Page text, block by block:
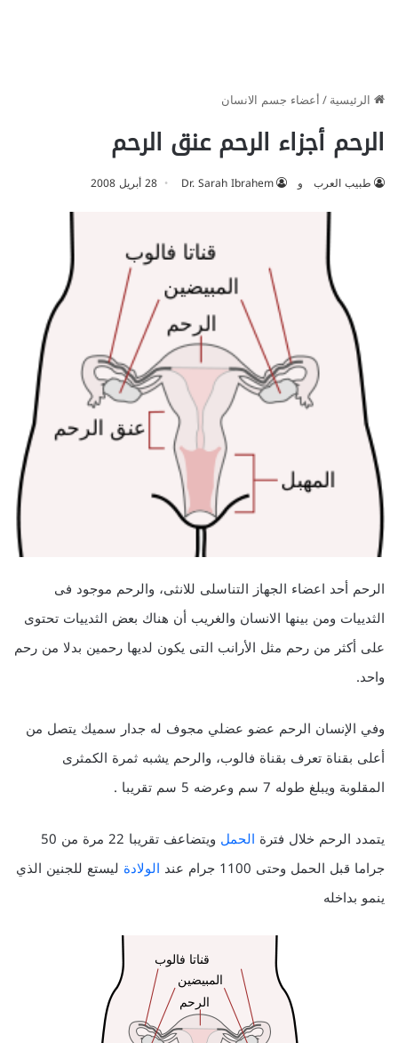
الرئيسية/أعضاء جسم الانسان
الرحم أجزاء الرحم عنق الرحم
طبيب العرب و Dr. Sarah Ibrahem 28 أبريل 2008
الرحم أحد اعضاء الجهاز التناسلى للانثى، والرحم موجود فى
الثدييات ومن بينها الانسان والغريب أن هناك بعض الثدييات تحتوى
على أكثر من رحم مثل الأرانب التى يكون لديها رحمين بدلا من رحم
واحد.
وفي الإنسان الرحم عضو عضلي مجوف له جدار سميك يتصل من
أعلى بقناة تعرف بقناة فالوب، والرحم يشبه ثمرة الكمثرى
المقلوبة ويبلغ طوله 7 سم وعرضه 5 سم تقريبا .
يتمدد الرحم خلال فترة الحمل
ويتضاعف تقريبا 22 مرة من 50
جراما قبل الحمل وحتى 1100 جرام عند
الولادة ليستع للجنين الذي
ينمو بداخله